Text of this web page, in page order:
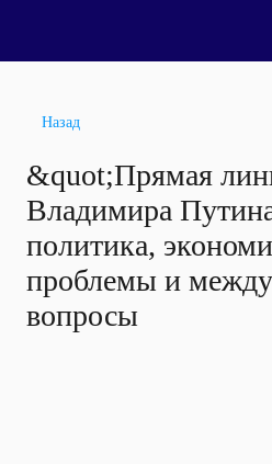
Назад
&quot;Прямая
Владимира
политика,
проблемы и
вопросы